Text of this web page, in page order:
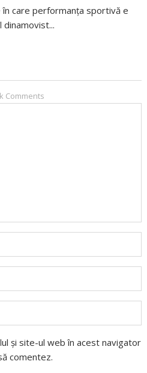
care performanța sportivă e
dinamovist...
Comments
și site-ul web în acest navigator
comentez.